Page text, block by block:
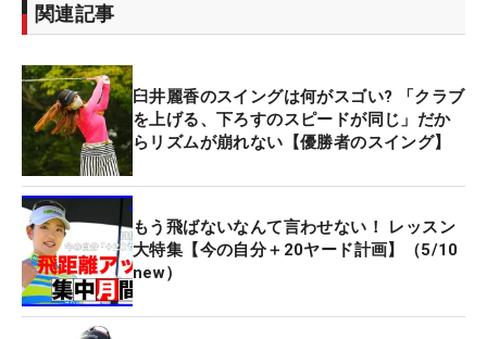
関連記事
臼井麗香のスイングは何がスゴい? 「クラブ
を上げる、下ろすのスピードが同じ」だか
らリズムが崩れない【優勝者のスイング】
もう飛ばないなんて言わせない！ レッスン
大特集【今の自分＋20ヤード計画】（5/10
new）